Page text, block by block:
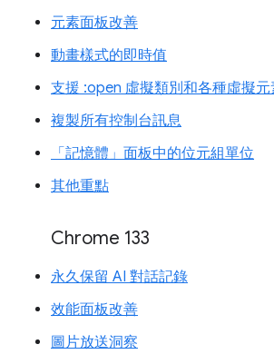
元素面板改善
動畫樣式的即時值
支援 :open 虛擬類別和各種虛擬元
複製所有控制台訊息
「記憶體」面板中的位元組單位
其他重點
Chrome 133
永久保留 AI 對話記錄
效能面板改善
圖片放送洞察